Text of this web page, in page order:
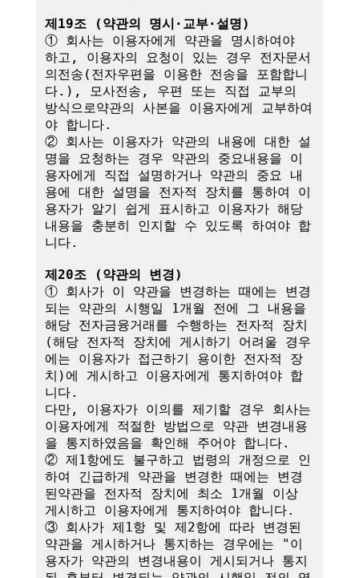
제19조 (약관의 명시·교부·설명)
① 회사는 이용자에게 약관을 명시하여야
하고, 이용자의 요청이 있는 경우 전자문서
의전송(전자우편을 이용한 전송을 포함합니
다.), 모사전송, 우편 또는 직접 교부의
방식으로약관의 사본을 이용자에게 교부하여
야 합니다.
② 회사는 이용자가 약관의 내용에 대한 설
명을 요청하는 경우 약관의 중요내용을 이
용자에게 직접 설명하거나 약관의 중요 내
용에 대한 설명을 전자적 장치를 통하여 이
용자가 알기 쉽게 표시하고 이용자가 해당
내용을 충분히 인지할 수 있도록 하여야 합
니다.
제20조 (약관의 변경)
① 회사가 이 약관을 변경하는 때에는 변경
되는 약관의 시행일 1개월 전에 그 내용을
해당 전자금융거래를 수행하는 전자적 장치
(해당 전자적 장치에 게시하기 어려울 경우
에는 이용자가 접근하기 용이한 전자적 장
치)에 게시하고 이용자에게 통지하여야 합
니다.
다만, 이용자가 이의를 제기할 경우 회사는
이용자에게 적절한 방법으로 약관 변경내용
을 통지하였음을 확인해 주어야 합니다.
② 제1항에도 불구하고 법령의 개정으로 인
하여 긴급하게 약관을 변경한 때에는 변경
된약관을 전자적 장치에 최소 1개월 이상
게시하고 이용자에게 통지하여야 합니다.
③ 회사가 제1항 및 제2항에 따라 변경된
약관을 게시하거나 통지하는 경우에는 "이
용자가 약관의 변경내용이 게시되거나 통지